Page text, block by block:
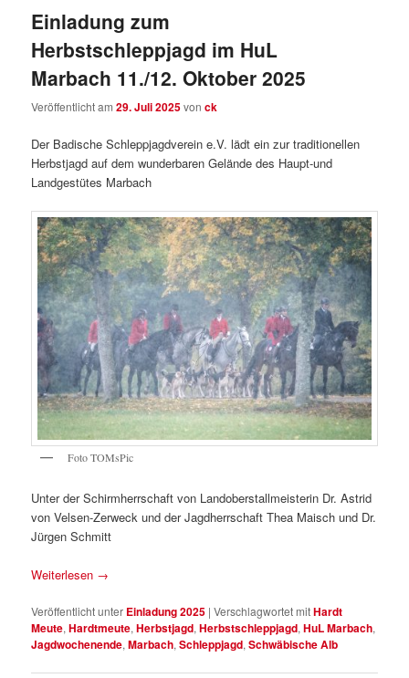
Einladung zum
Herbstschleppjagd im HuL
Marbach 11./12. Oktober 2025
Veröffentlicht am29. Juli 2025vonck
Der Badische Schleppjagdverein e.V. lädt ein zur traditionellen
Herbstjagd auf dem wunderbaren Gelände des Haupt-und
Landgestütes Marbach
Foto TOMsPic
Unter der Schirmherrschaft von Landoberstallmeisterin Dr. Astrid
von Velsen-Zerweck und der Jagdherrschaft Thea Maisch und Dr.
Jürgen Schmitt
Weiterlesen →
Veröffentlicht unter Einladung 2025 |Verschlagwortet mitHardt
Meute,Hardtmeute,Herbstjagd,Herbstschleppjagd,HuL Marbach,
Jagdwochenende,Marbach,Schleppjagd,Schwäbische Alb